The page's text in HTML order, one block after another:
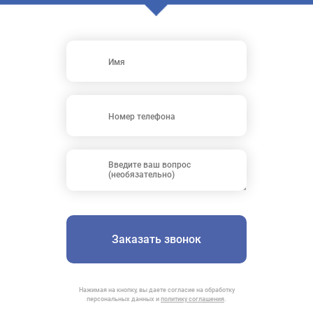
Заказать звонок
Нажимая на кнопку, вы даете согласие на обработку
персональных данных и политику соглашения.